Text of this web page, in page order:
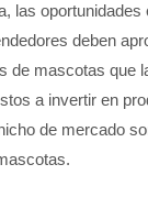
las oportunidades
deben
de mascotas que
a invertir en
de mercado